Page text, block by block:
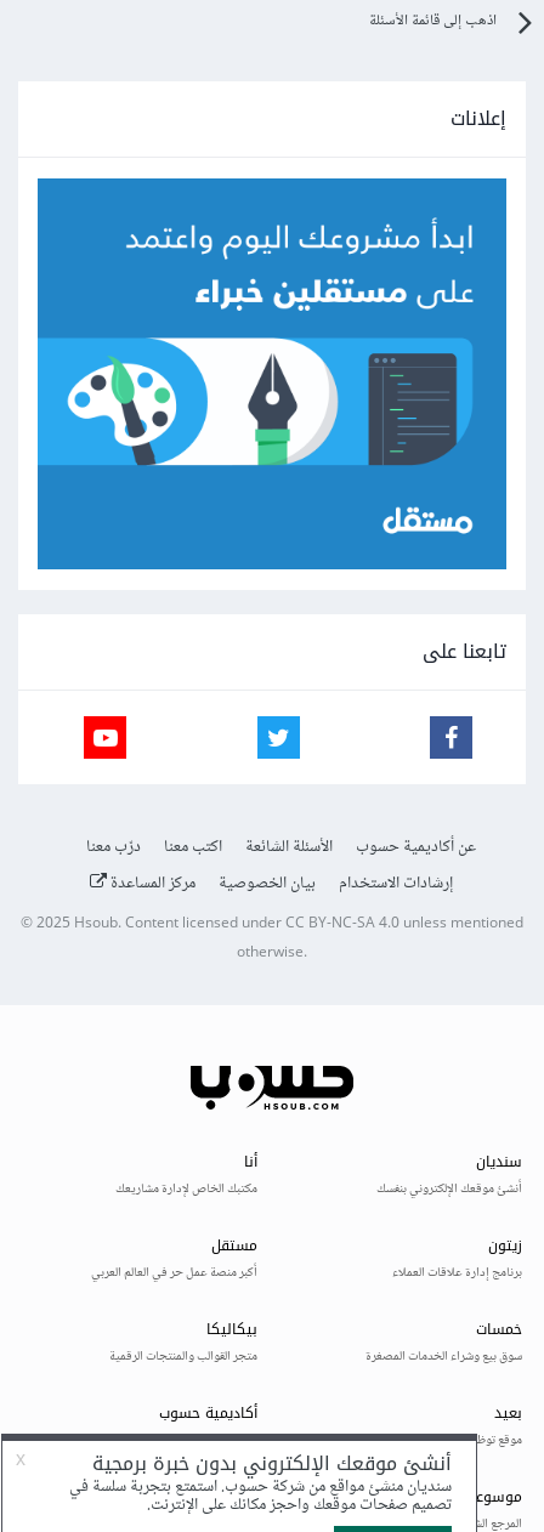
اذهب إلى قائمة الأسئلة
إعلانات
تابعنا على
عن أكاديمية حسوب الأسئلة الشائعة اكتب معنا
درّب معنا
إرشادات الاستخدام
بيان الخصوصية مركز المساعدة
© 2025Hsoub.Content licensed underCC BY-NC-SA 4.0unless mentioned
otherwise.